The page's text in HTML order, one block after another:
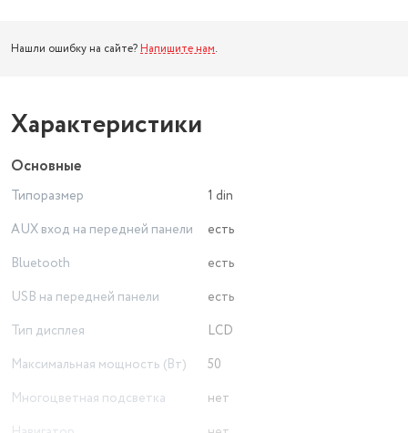
Нашли ошибку на сайте? Напишите нам.
Характеристики
Основные
Типоразмер
1 din
AUX вход на передней панели
есть
Bluetooth
есть
USB на передней панели
есть
Тип дисплея
LCD
Максимальная мощность (Вт)
50
Многоцветная подсветка
нет